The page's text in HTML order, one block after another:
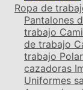
Ropa de
Pantalones
trabajo
de trabajo
trabajo
cazadoras
Uniformes